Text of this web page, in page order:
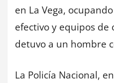
en La Vega,
efectivo y equipos de
detuvo a un hombre
La Policía Nacional,